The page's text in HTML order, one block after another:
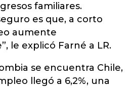
familiares.
es que, a corto
aumente
le explicó Farné a LR.
se encuentra Chile,
llegó a 6,2%, una